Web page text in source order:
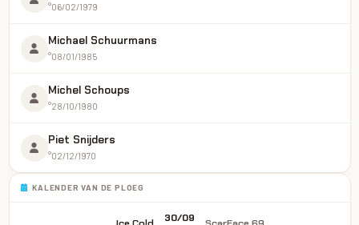
°06/02/1979
Michael Schuurmans
°08/01/1985
Michel Schoups
°28/10/1980
Piet Snijders
°02/12/1970
KALENDER VAN DE PLOEG
30/09